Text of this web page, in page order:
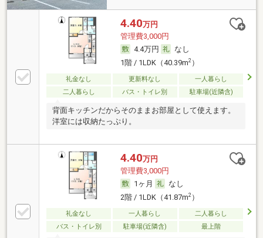
4.40万円
管理費3,000円
4.4万円
なし
1階 / 1LDK（40.39m2）
礼金なし 更新料なし
一人暮らし
二人暮らし
バス・トイレ別 駐車場(近隣含)
背面キッチンだからそのままお部屋として使えます。
洋室には収納たっぷり。
4.40万円
管理費3,000円
1ヶ月
なし
2階 / 1LDK（41.87m2）
礼金なし 一人暮らし
二人暮らし
バス・トイレ別
駐車場(近隣含) 最上階